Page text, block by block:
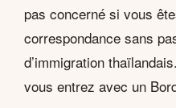
pas concerné si vous
correspondance sans
d’immigration
vous entrez avec un